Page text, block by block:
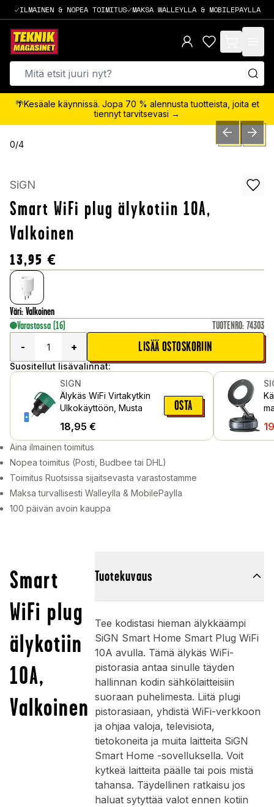
ILMAINEN & NOPEA TOIMITUS MAKSA WALLEYLLA & MOBILEPAYLLA
items in cart,
🌴Kesäale käynnissä. Jopa 70 % alennusta tuotteista, joita et
tiennyt tarvitsevasi →
0/4 PREVIOUSNEXT
SiGN
Smart WiFi plug älykotiin 10A,
Valkoinen
13,95 €
Väri: Valkoinen
Varastossa (16) TUOTENRO: 74303
-
+ LISÄÄ OSTOSKORIIN
Suositellut lisävalinnat:
SIGN
Älykäs WiFi Virtakytkin
Ulkokäyttöön, Musta
18,95 €
OSTA
Aina ilmainen toimitus
Nopea toimitus (Posti, Budbee tai DHL)
Toimitus Ruotsissa sijaitsevasta varastostamme
Maksa turvallisesti Walleylla & MobilePaylla
100 päivän avoin kauppa
Smart
WiFi plug
älykotiin
10A,
Valkoinen
Tuotekuvaus
Tee kodistasi hieman älykkäämpi
SiGN Smart Home Smart Plug WiFi
10A avulla. Tämä älykäs WiFi-
pistorasia antaa sinulle täyden
hallinnan kodin sähkölaitteisiin
suoraan puhelimesta. Liitä plugi
pistorasiaan, yhdistä WiFi-verkkoon
ja ohjaa valoja, televisiota,
tietokoneita ja muita laitteita SiGN
Smart Home -sovelluksella. Voit
kytkeä laitteita päälle tai pois mistä
tahansa. Täydellinen ratkaisu jos
haluat sytyttää valot ennen kotiin